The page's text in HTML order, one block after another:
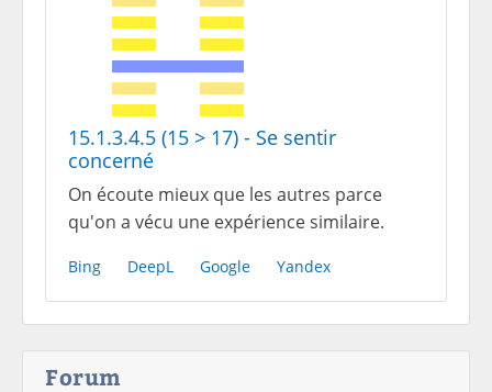
15.1.3.4.5 (15 > 17) - Se sentir
concerné
On écoute mieux que les autres parce
qu'on a vécu une expérience similaire.
Bing DeepL Google Yandex
Forum